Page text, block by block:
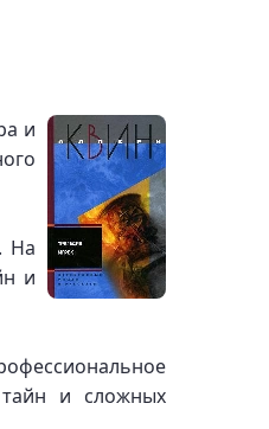
и
На
и
и сложных